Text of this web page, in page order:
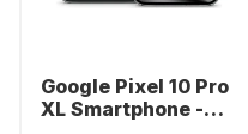
Google Pixel 10 Pro
XL Smartphone -